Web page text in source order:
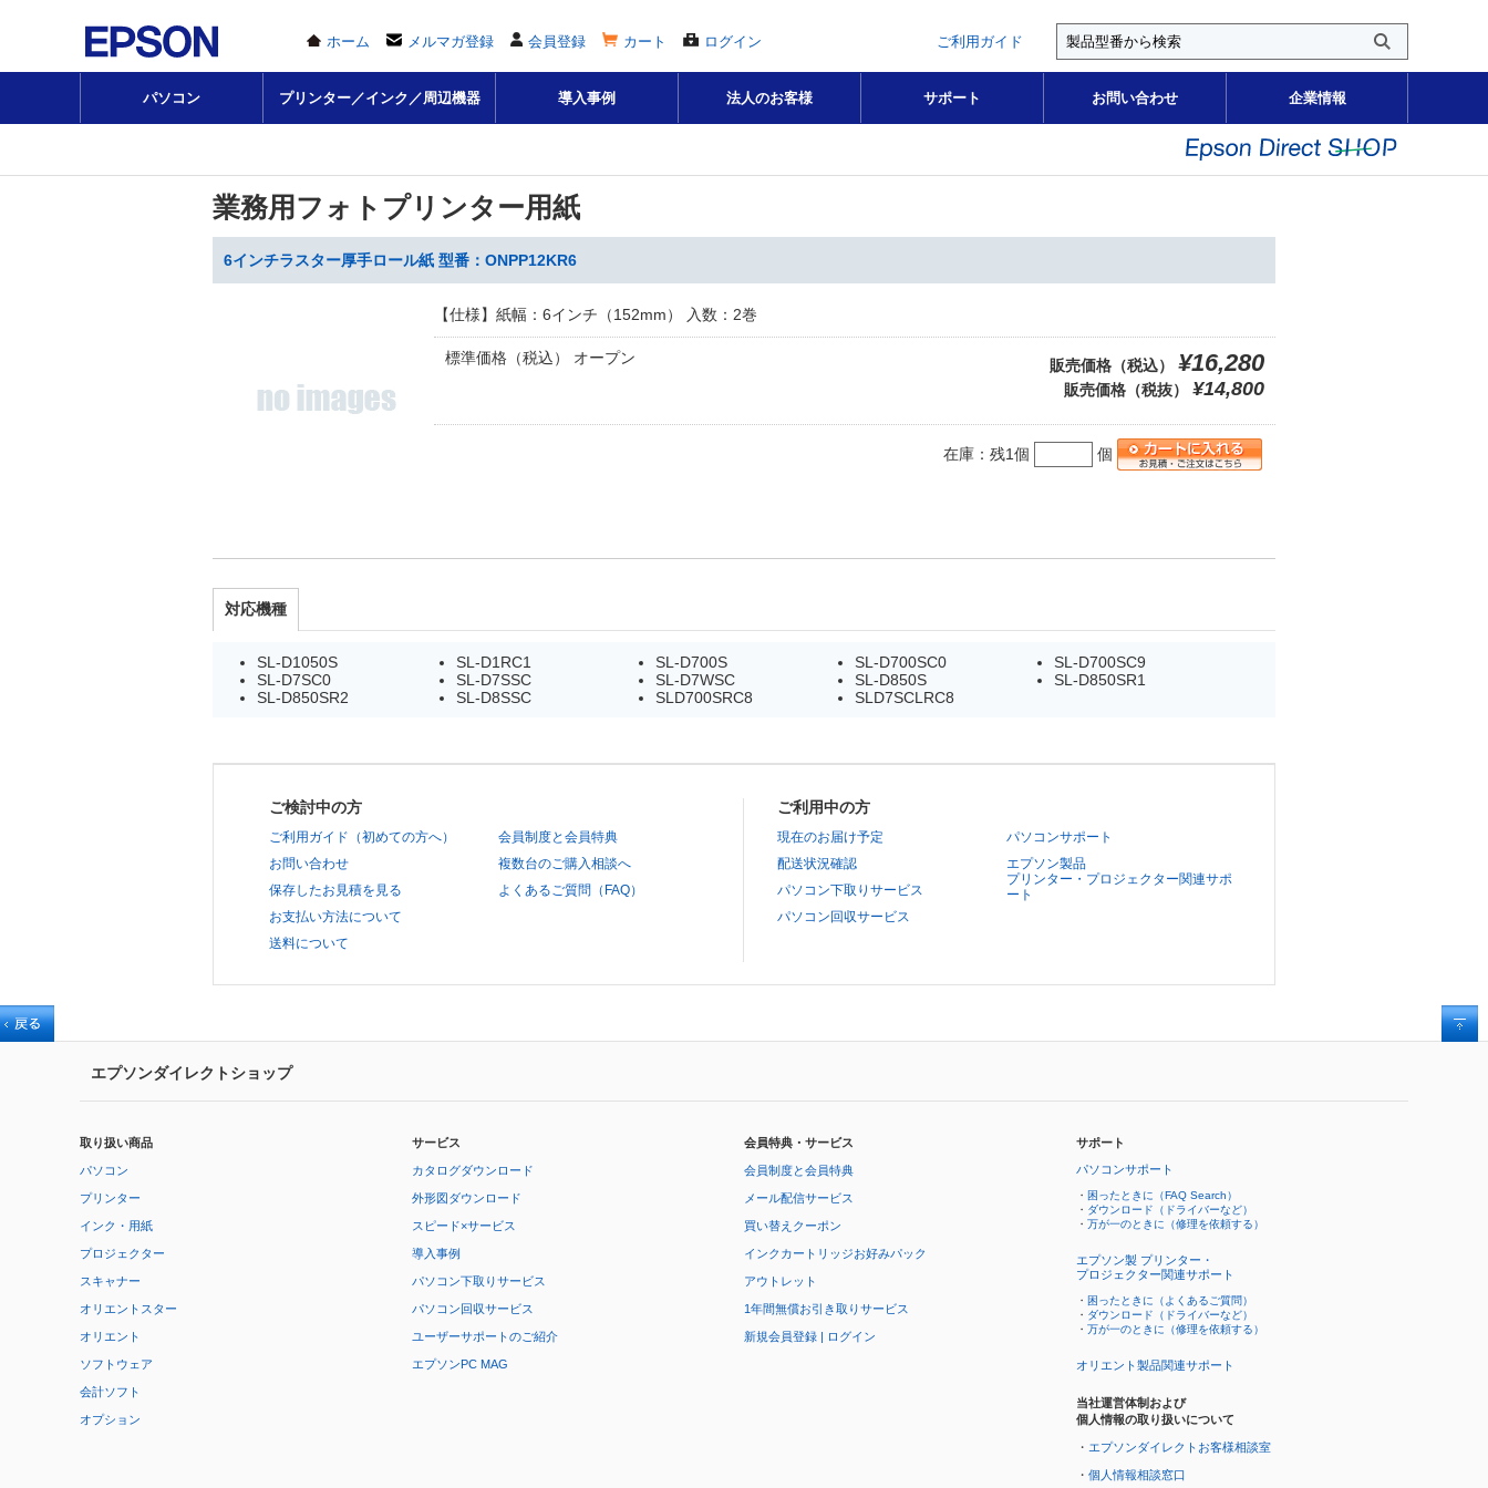
ホーム メルマガ登録 会員登録 カート ログイン ご利用ガイド
パソコン プリンター／インク／周辺機器 導入事例 法人のお客様 サポート お問い合わせ 企業情報
業務用フォトプリンター用紙
6インチラスター厚手ロール紙 型番：ONPP12KR6
【仕様】紙幅：6インチ（152mm） 入数：2巻
標準価格（税込） オープン 販売価格（税込） ¥16,280
販売価格（税抜） ¥14,800
在庫：残1個 個
対応機種
SL-D1050S SL-D1RC1 SL-D700S SL-D700SC0
SL-D700SC9
SL-D7SC0
SL-D7SSC SL-D7WSC SL-D850S
SL-D850SR1
SL-D850SR2
SL-D8SSC SLD700SRC8 SLD7SCLRC8
ご検討中の方
ご利用ガイド（初めての方へ）
お問い合わせ
保存したお見積を見る
お支払い方法について
送料について
会員制度と会員特典
複数台のご購入相談へ
よくあるご質問（FAQ）
ご利用中の方
現在のお届け予定
配送状況確認
パソコン下取りサービス
パソコン回収サービス
パソコンサポート
エプソン製品
プリンター・プロジェクター関連サポ
ート
エプソンダイレクトショップ
取り扱い商品
パソコン
プリンター
インク・用紙
プロジェクター
スキャナー
オリエントスター
オリエント
ソフトウェア
会計ソフト
オプション
サービス
カタログダウンロード
外形図ダウンロード
スピード×サービス
導入事例
パソコン下取りサービス
パソコン回収サービス
ユーザーサポートのご紹介
エプソンPC MAG
会員特典・サービス
会員制度と会員特典
メール配信サービス
買い替えクーポン
インクカートリッジお好みパック
アウトレット
1年間無償お引き取りサービス
新規会員登録 | ログイン
サポート
パソコンサポート
・ 困ったときに（FAQ Search）
・ ダウンロード（ドライバーなど）
・ 万が一のときに（修理を依頼する）
エプソン製 プリンター・
プロジェクター関連サポート
・ 困ったときに（よくあるご質問）
・ ダウンロード（ドライバーなど）
・ 万が一のときに（修理を依頼する）
オリエント製品関連サポート
当社運営体制および
個人情報の取り扱いについて
・ エプソンダイレクトお客様相談室
・ 個人情報相談窓口